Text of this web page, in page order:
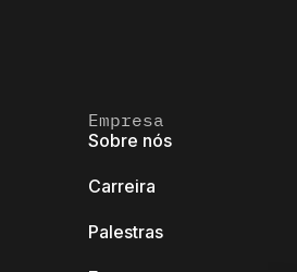
Empresa
Sobre nós
Carreira
Palestras